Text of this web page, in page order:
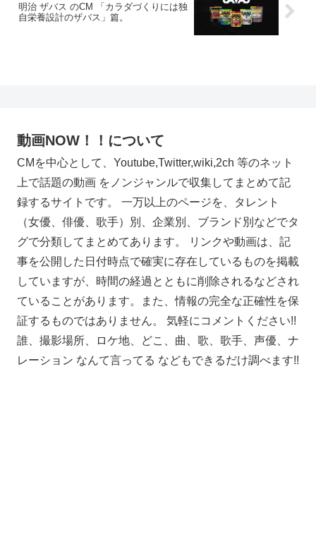
明治 ザバス のCM 「カラダづくりには独
自栄養設計のザバス」篇。
動画NOW！！について
CMを中心として、Youtube,Twitter,wiki,2ch 等のネット
上で話題の動画 をノンジャンルで収集してまとめて記
録するサイトです。 一万以上のページを、タレント
（女優、俳優、歌手）別、企業別、ブランド別などでタ
グで分類してまとめてあります。 リンクや動画は、記
事を公開した日付時点で確実に存在しているものを掲載
していますが、時間の経過とともに削除されるなどされ
ていることがあります。また、情報の完全な正確性を保
証するものではありません。 気軽にコメントください!!
誰、撮影場所、ロケ地、どこ、曲、歌、歌手、声優、ナ
レーション なんて言ってる などもできるだけ調べます!!